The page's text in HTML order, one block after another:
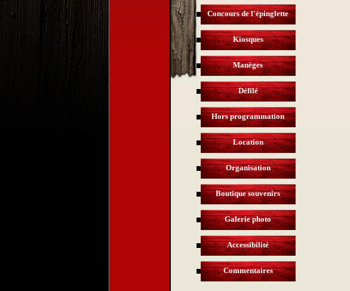
Concours de l'épinglette
Kiosques
Manèges
Défilé
Hors programmation
Location
Organisation
Boutique souvenirs
Galerie photo
Accessibilité
Commentaires